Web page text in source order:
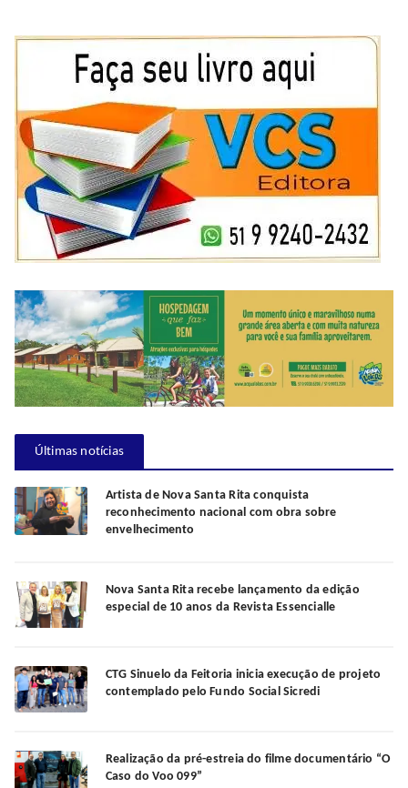
Últimas notícias
Artista de Nova Santa Rita conquista
reconhecimento nacional com obra sobre
envelhecimento
Nova Santa Rita recebe lançamento da edição
especial de 10 anos da Revista Essencialle
CTG Sinuelo da Feitoria inicia execução de projeto
contemplado pelo Fundo Social Sicredi
Realização da pré-estreia do filme documentário “O
Caso do Voo 099”